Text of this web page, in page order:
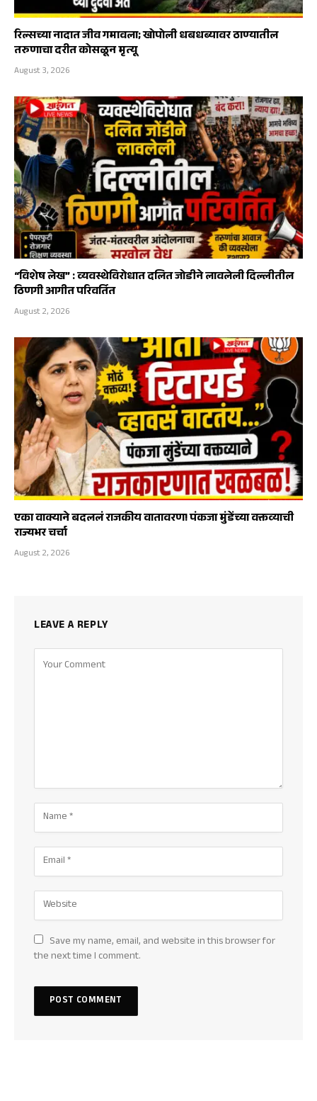
रिल्सच्या नादात जीव गमावला; खोपोली धबधब्यावर ठाण्यातील
तरुणाचा दरीत कोसळून मृत्यू
August 3, 2026
“विशेष लेख” : व्यवस्थेविरोधात दलित जोडीने लावलेली दिल्लीतील
ठिणगी आगीत परिवर्तित
August 2, 2026
एका वाक्याने बदललं राजकीय वातावरण! पंकजा मुंडेंच्या वक्तव्याची
राज्यभर चर्चा
August 2, 2026
LEAVE A REPLY
Save my name, email, and website in this browser for
the next time I comment.